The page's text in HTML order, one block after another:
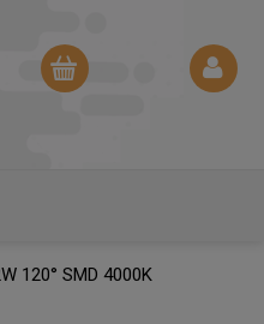
120° SMD 4000K